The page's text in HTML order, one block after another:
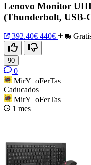
Lenovo Monitor
(Thunderbolt, USB-
392.40€ 440€
90
0
MirY_oFerTas
Caducados
MirY_oFerTas
1 mes